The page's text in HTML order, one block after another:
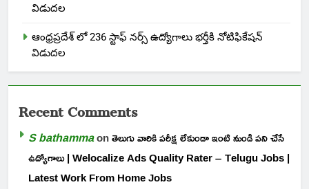
విడుదల
ఆంధ్రప్రదేశ్ లో 236 స్టాఫ్ నర్స్ ఉద్యోగాలు భర్తీకి నోటిఫికేషన్
విడుదల
Recent Comments
S bathammaonతెలుగు వారికి పరీక్ష లేకుండా ఇంటి నుండి పని చేసే
ఉద్యోగాలు | Welocalize Ads Quality Rater – Telugu Jobs |
Latest Work From Home Jobs